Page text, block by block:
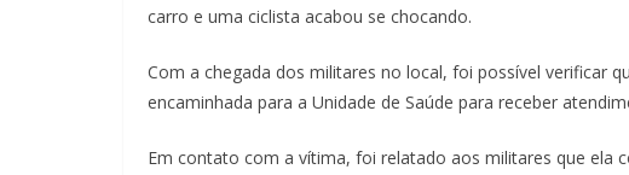
carro e uma ciclista acabou se chocando.
Com a chegada dos militares no local, foi possível verificar
encaminhada para a Unidade de Saúde para receber
Em contato com a vítima, foi relatado aos militares que ela